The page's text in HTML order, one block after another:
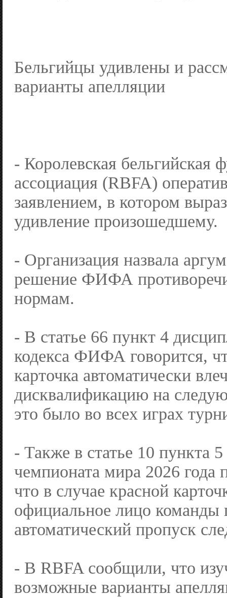
Бельгийцы удивлены и
варианты апелляции
- Королевская бельгийская
ассоциация (RBFA)
заявлением, в котором
удивление произошедшему.
- Организация назвала
решение ФИФА
нормам.
- В статье 66 пункт 4
кодекса ФИФА говорится,
карточка автоматически
дисквалификацию на
это было во всех играх
- Также в статье 10 пункта 5
чемпионата мира 2026 года
что в случае красной
официальное лицо команды
автоматический пропуск
- В RBFA сообщили, что
возможные варианты